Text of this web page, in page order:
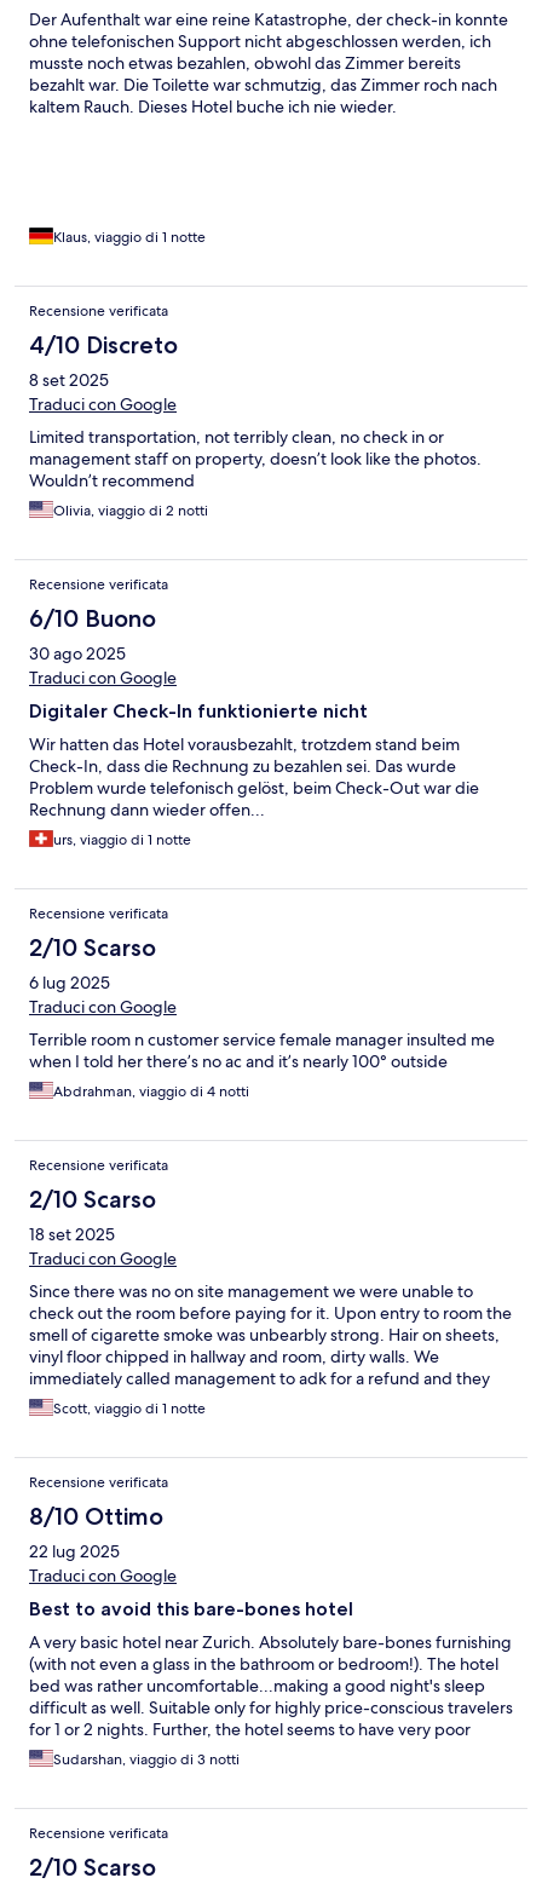
Der Aufenthalt war eine reine Katastrophe, der check-in konnte
ohne telefonischen Support nicht abgeschlossen werden, ich
musste noch etwas bezahlen, obwohl das Zimmer bereits
bezahlt war. Die Toilette war schmutzig, das Zimmer roch nach
kaltem Rauch. Dieses Hotel buche ich nie wieder.
Klaus, viaggio di 1 notte
Recensione verificata
4/10 Discreto
8 set 2025
Traduci con Google
Limited transportation, not terribly clean, no check in or
management staff on property, doesn’t look like the photos.
Wouldn’t recommend
Olivia, viaggio di 2 notti
Recensione verificata
6/10 Buono
30 ago 2025
Traduci con Google
Digitaler Check-In funktionierte nicht
Wir hatten das Hotel vorausbezahlt, trotzdem stand beim
Check-In, dass die Rechnung zu bezahlen sei. Das wurde
Problem wurde telefonisch gelöst, beim Check-Out war die
Rechnung dann wieder offen...
urs, viaggio di 1 notte
Recensione verificata
2/10 Scarso
6 lug 2025
Traduci con Google
Terrible room n customer service female manager insulted me
when I told her there’s no ac and it’s nearly 100° outside
Abdrahman, viaggio di 4 notti
Recensione verificata
2/10 Scarso
18 set 2025
Traduci con Google
Since there was no on site management we were unable to
check out the room before paying for it. Upon entry to room the
smell of cigarette smoke was unbearbly strong. Hair on sheets,
vinyl floor chipped in hallway and room, dirty walls. We
immediately called management to adk for a refund and they
refused. We left and found another motel down the road.
Travelers beware!
Scott, viaggio di 1 notte
Recensione verificata
8/10 Ottimo
22 lug 2025
Traduci con Google
Best to avoid this bare-bones hotel
A very basic hotel near Zurich. Absolutely bare-bones furnishing
(with not even a glass in the bathroom or bedroom!). The hotel
bed was rather uncomfortable...making a good night's sleep
difficult as well. Suitable only for highly price-conscious travelers
for 1 or 2 nights. Further, the hotel seems to have very poor
systems. At every step of check-in and check-out, they wanted
me to pay City tax extra, which had already been paid at the
and then they would let me proceed.
Sudarshan, viaggio di 3 notti
Recensione verificata
2/10 Scarso